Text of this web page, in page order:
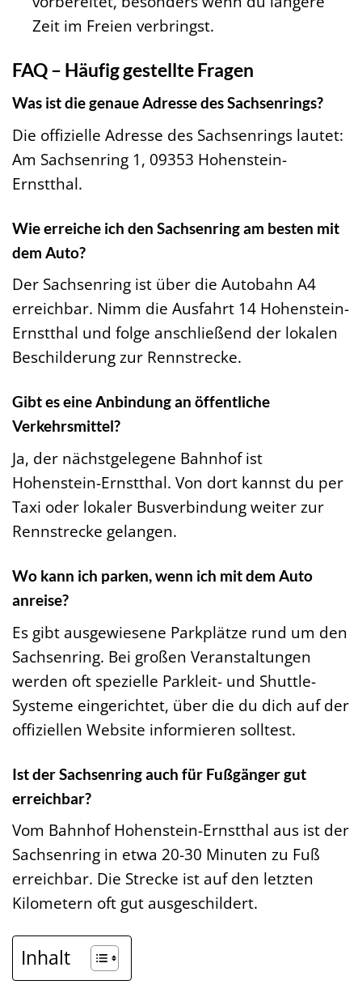
Zeit im Freien verbringst.
FAQ – Häufig gestellte Fragen
Was ist die genaue Adresse des Sachsenrings?
Die offizielle Adresse des Sachsenrings lautet:
Am Sachsenring 1, 09353 Hohenstein-
Ernstthal.
Wie erreiche ich den Sachsenring am besten mit
dem Auto?
Der Sachsenring ist über die Autobahn A4
erreichbar. Nimm die Ausfahrt 14 Hohenstein-
Ernstthal und folge anschließend der lokalen
Beschilderung zur Rennstrecke.
Gibt es eine Anbindung an öffentliche
Verkehrsmittel?
Ja, der nächstgelegene Bahnhof ist
Hohenstein-Ernstthal. Von dort kannst du per
Taxi oder lokaler Busverbindung weiter zur
Rennstrecke gelangen.
Wo kann ich parken, wenn ich mit dem Auto
anreise?
Es gibt ausgewiesene Parkplätze rund um den
Sachsenring. Bei großen Veranstaltungen
werden oft spezielle Parkleit- und Shuttle-
Systeme eingerichtet, über die du dich auf der
offiziellen Website informieren solltest.
Ist der Sachsenring auch für Fußgänger gut
erreichbar?
Vom Bahnhof Hohenstein-Ernstthal aus ist der
Sachsenring in etwa 20-30 Minuten zu Fuß
erreichbar. Die Strecke ist auf den letzten
Kilometern oft gut ausgeschildert.
Inhalt